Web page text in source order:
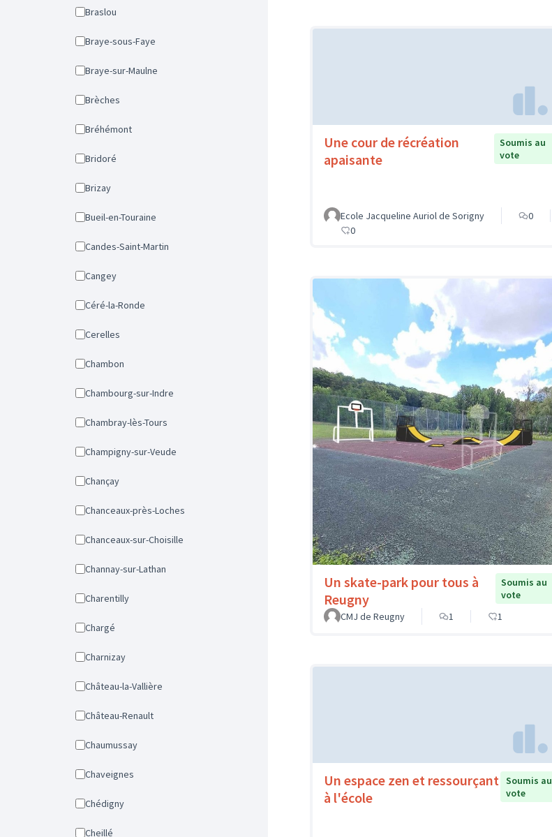
Braslou
Braye-sous-Faye
Braye-sur-Maulne
Brèches
Bréhémont
Bridoré
Brizay
Bueil-en-Touraine
Candes-Saint-Martin
Cangey
Céré-la-Ronde
Cerelles
Chambon
Chambourg-sur-Indre
Chambray-lès-Tours
Champigny-sur-Veude
Chançay
Chanceaux-près-Loches
Chanceaux-sur-Choisille
Channay-sur-Lathan
Charentilly
Chargé
Charnizay
Château-la-Vallière
Château-Renault
Chaumussay
Chaveignes
Chédigny
Cheillé
Une cour de récréation
apaisante
Soumis au
vote
Ecole Jacqueline Auriol de Sorigny
0
0
Un skate-park pour tous à
Reugny
Soumis au
vote
CMJ de Reugny
1 1
Un espace zen et ressourçant
à l'école
Soumis au
vote